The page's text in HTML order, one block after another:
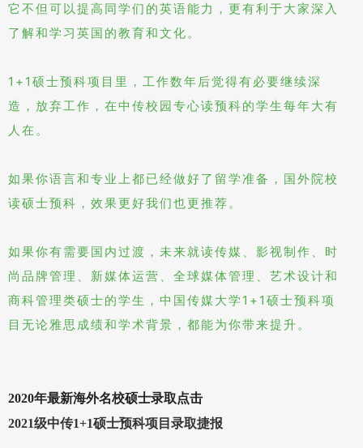
它不但可以提高同学们的英语能力，更有利于大家深入
了解和学习英国的教育和文化。
1+1硕士预科项目里，工作数年后觉得有必要继续深
造，放弃工作，在中传校园专心读预科的学生每年大有
人在。
如果你语言和专业上都已经做好了留学准备，国外院校
读硕士预科，效果更好我们也更推荐。
如果你有需要国内过渡，未来就读传媒、影视制作、时
尚品牌管理、新媒体运营、全球媒体管理、艺术设计和
商科管理类硕士的学生，中国传媒大学1+1硕士预科项
目无论雅思成绩和学术背景，都能为你带来提升。
2020年最新海外名校硕士录取点击
2021级中传1+1硕士预科项目录取捷报